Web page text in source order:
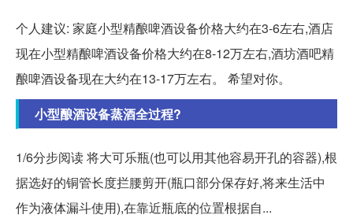
个人建议: 家庭小型精酿啤酒设备价格大约在3-6左右,酒店
现在小型精酿啤酒设备价格大约在8-12万左右,酒坊酒吧精
酿啤酒设备现在大约在13-17万左右。 希望对你。
小型酿酒设备蒸酒全过程?
1/6分步阅读 将大可乐瓶(也可以用其他容易开孔的容器),根
据选好的铜管长度拦腰剪开(瓶口部分保存好,将来生活中
作为液体漏斗使用),在靠近瓶底的位置根据自...